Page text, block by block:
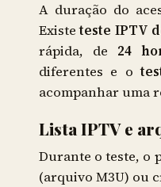
A duração do
Existeteste IPTV
rápida, de 24
diferentes e o
acompanhar uma
Lista IPTV e
Durante o teste, o
(arquivo M3U) ou